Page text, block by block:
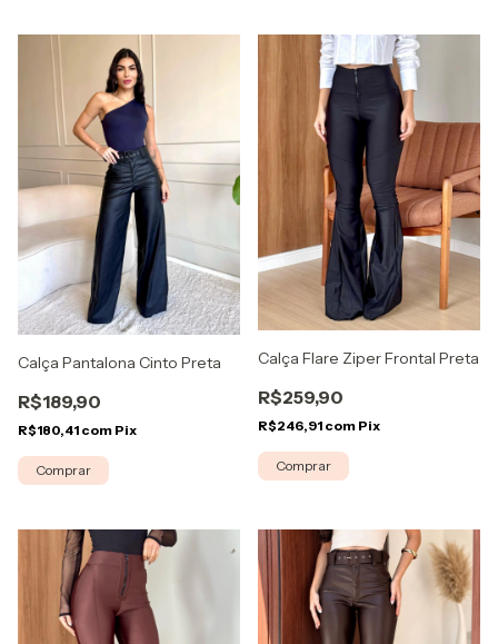
Calça Pantalona Cinto Preta
R$189,90
R$180,41 com Pix
Comprar
Calça Flare Ziper Frontal Preta
R$259,90
R$246,91 com Pix
Comprar